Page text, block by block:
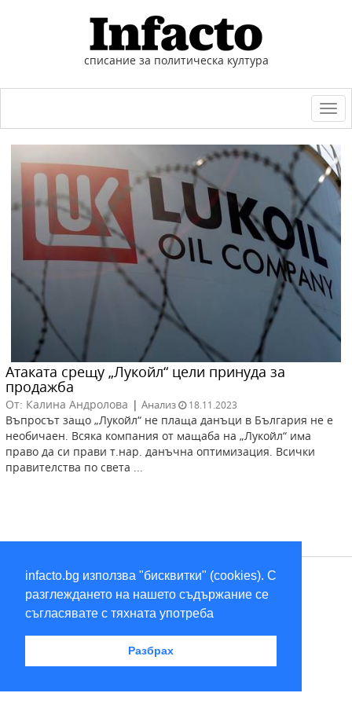
infacto.bg използва "бисквитки" (cookies). С
разглеждането на нашето съдържание се
съгласявате с тяхната употреба
Разбрах
списание за политическа култура
Атаката срещу „Лукойл“ цели принуда за
продажба
От: Калина Андролова | Анализ 18.11.2023
Въпросът защо „Лукойл“ не плаща данъци в България не е
необичаен. Всяка компания от мащаба на „Лукойл“ има
право да си прави т.нар. данъчна оптимизация. Всички
правителства по света ...
RSS
2026 © infacto